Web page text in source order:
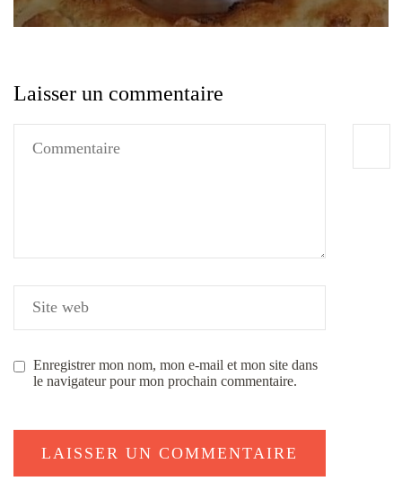
Laisser un commentaire
Enregistrer mon nom, mon e-mail et mon site dans
le navigateur pour mon prochain commentaire.